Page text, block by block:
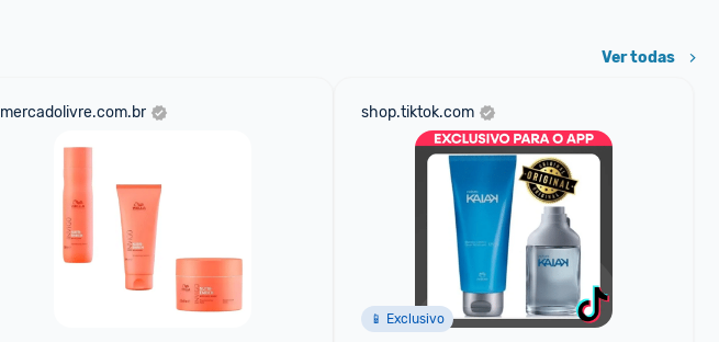
Ver todas
mercadolivre.com.br shop.tiktok.com
📱 Exclusivo